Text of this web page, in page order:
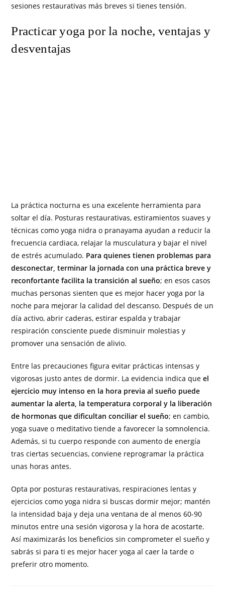
sesiones restaurativas más breves si tienes tensión.
Practicar yoga por la noche, ventajas y
desventajas
La práctica nocturna es una excelente herramienta para
soltar el día. Posturas restaurativas, estiramientos suaves y
técnicas como yoga nidra o pranayama ayudan a reducir la
frecuencia cardiaca, relajar la musculatura y bajar el nivel
de estrés acumulado. Para quienes tienen problemas para
desconectar, terminar la jornada con una práctica breve y
reconfortante facilita la transición al sueño; en esos casos
muchas personas sienten que es mejor hacer yoga por la
noche para mejorar la calidad del descanso. Después de un
día activo, abrir caderas, estirar espalda y trabajar
respiración consciente puede disminuir molestias y
promover una sensación de alivio.
Entre las precauciones figura evitar prácticas intensas y
vigorosas justo antes de dormir. La evidencia indica queel
ejercicio muy intenso en la hora previa al sueño puede
aumentar la alerta, la temperatura corporal y la liberación
de hormonas que dificultan conciliar el sueño; en cambio,
yoga suave o meditativo tiende a favorecer la somnolencia.
Además, si tu cuerpo responde con aumento de energía
tras ciertas secuencias, conviene reprogramar la práctica
unas horas antes.
Opta por posturas restaurativas, respiraciones lentas y
ejercicios como yoga nidra si buscas dormir mejor; mantén
la intensidad baja y deja una ventana de al menos 60-90
minutos entre una sesión vigorosa y la hora de acostarte.
Así maximizarás los beneficios sin comprometer el sueño y
sabrás si para ti es mejor hacer yoga al caer la tarde o
preferir otro momento.